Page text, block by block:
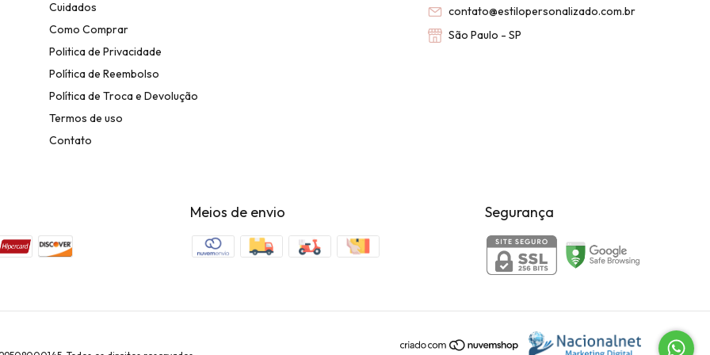
Cuidados
Como Comprar
Politica de Privacidade
Política de Reembolso
Política de Troca e Devolução
Termos de uso
Contato
contato@estilopersonalizado.com.br
São Paulo - SP
Meios de envio Segurança